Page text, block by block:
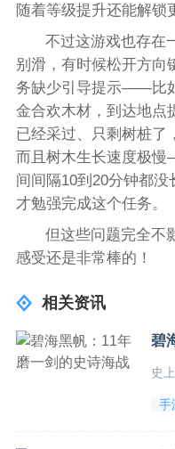
随着等级提升还能解锁
不过这游戏也存在
别滑，有时候松开方向
务缺少引导提示——比
金合欢木材，到达地点
已经采过、只剩树桩了
而且树木生长速度极
间间隔10到20分钟都
才勉强完成这个任务。
但这些问题完全
感受还是非常棒的！
相关资讯
碧
手